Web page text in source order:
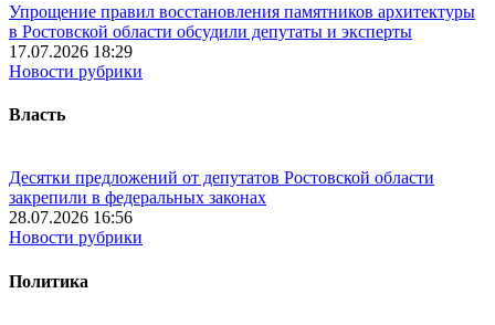
Упрощение правил восстановления памятников архитектуры
в Ростовской области обсудили депутаты и эксперты
17.07.2026 18:29
Новости рубрики
Власть
Десятки предложений от депутатов Ростовской области
закрепили в федеральных законах
28.07.2026 16:56
Новости рубрики
Политика